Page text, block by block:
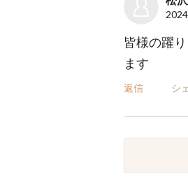
皆様の躍
ます
返信 シ